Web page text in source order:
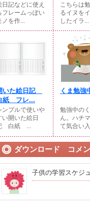
日記などに使え
フレームっぽい
ノを作...
こちらは
るイヌを
したイラ...
いた絵日記
紙 フレ...
ンプルで使いや
い開いた絵日
白紙 ...
くま勉強
勉強中の
ん。ハチ
て気合い
ダウンロード コメ
子供の学習スケジ